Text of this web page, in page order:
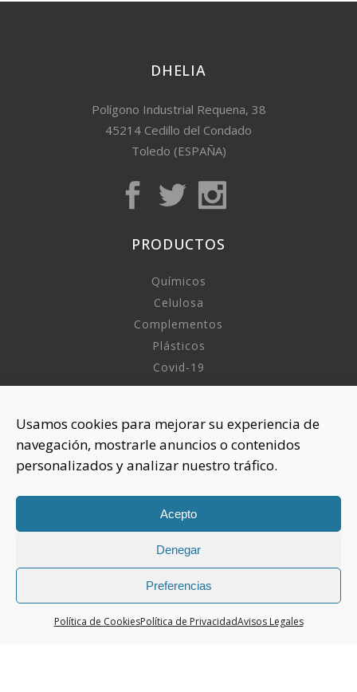
Usamos cookies para mejorar su experiencia de
navegación, mostrarle anuncios o contenidos
personalizados y analizar nuestro tráfico.
Acepto
Denegar
Preferencias
Política de CookiesPolítica de PrivacidadAvisos Legales
DHELIA
Polígono Industrial Requena, 38
45214 Cedillo del Condado
Toledo (ESPAÑA)
PRODUCTOS
Químicos
Celulosa
Complementos
Plásticos
Covid-19
Sobre nosotros
Aviso Legal
Política de Privacidad
Política Cookies
CONTACTAR
925 508 922
dhelia@dhelia.es